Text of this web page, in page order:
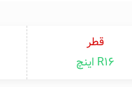
قطر
R16 اینچ